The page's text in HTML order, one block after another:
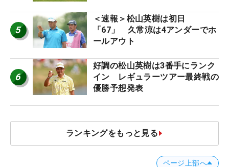
5
＜速報＞松山英樹は初日
「67」 久常涼は4アンダーでホ
ールアウト
6
好調の松山英樹は3番手にランク
イン レギュラーツアー最終戦の
優勝予想発表
ランキングをもっと見る
ページ上部へ